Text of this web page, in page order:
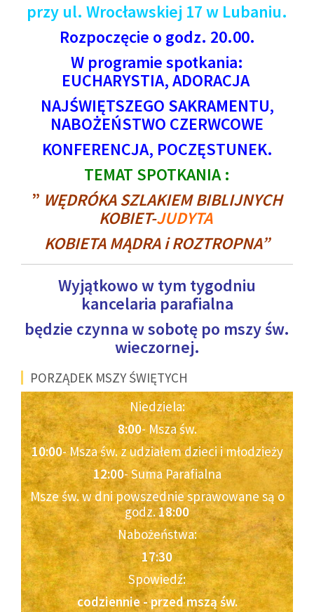
przy ul. Wrocławskiej 17 w Lubaniu.
Rozpoczęcie o godz. 20.00.
W programie spotkania:
EUCHARYSTIA, ADORACJA
NAJŚWIĘTSZEGO SAKRAMENTU,
NABOŻEŃSTWO CZERWCOWE
KONFERENCJA, POCZĘSTUNEK.
TEMAT SPOTKANIA :
” WĘDRÓKA SZLAKIEM BIBLIJNYCH
KOBIET-JUDYTA
KOBIETA MĄDRA i ROZTROPNA”
Wyjątkowo w tym tygodniu
kancelaria parafialna
będzie czynna w sobotę po mszy św.
wieczornej.
PORZĄDEK MSZY ŚWIĘTYCH
Niedziela:
8:00- Msza św.
10:00- Msza św. z udziałem dzieci i młodzieży
12:00- Suma Parafialna
Msze św. w dni powszednie sprawowane są o
godz.18:00
Nabożeństwa:
17:30
Spowiedź:
codziennie - przed mszą św.